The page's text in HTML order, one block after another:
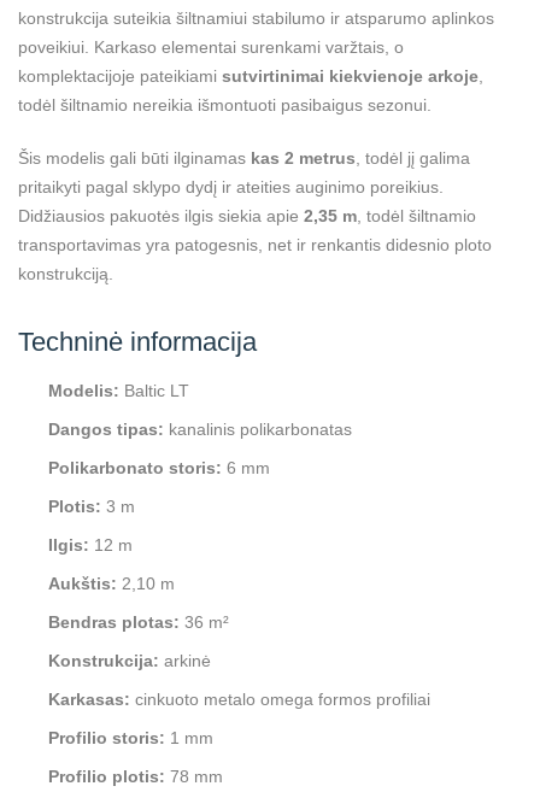
konstrukcija suteikia šiltnamiui stabilumo ir atsparumo aplinkos
poveikiui. Karkaso elementai surenkami varžtais, o
komplektacijoje pateikiami sutvirtinimai kiekvienoje arkoje
todėl šiltnamio nereikia išmontuoti pasibaigus sezonui.
Šis modelis gali būti ilginamas kas 2 metrus , todėl jį galima
pritaikyti pagal sklypo dydį ir ateities auginimo poreikius.
Didžiausios pakuotės ilgis siekia apie 2,35 m , todėl šiltnamio
transportavimas yra patogesnis, net ir renkantis didesnio ploto
konstrukciją.
Techninė informacija
Modelis: Baltic LT
Dangos tipas: kanalinis polikarbonatas
Polikarbonato storis: 6 mm
Plotis: 3 m
Ilgis: 12 m
Aukštis: 2,10 m
Bendras plotas: 36 m²
Konstrukcija: arkinė
Karkasas: cinkuoto metalo omega formos profiliai
Profilio storis: 1 mm
Profilio plotis: 78 mm